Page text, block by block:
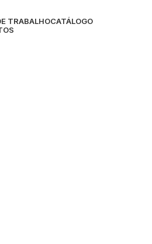
TRABALHOCATÁLOGO